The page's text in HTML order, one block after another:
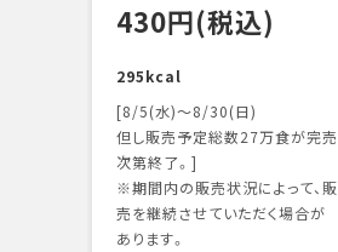
430円(税込)
295kcal
[8/5(水)～8/30(日)
但し販売予定総数27万食が完売
次第終了。]
※期間内の販売状況によって、販
売を継続させていただく場合が
あります。